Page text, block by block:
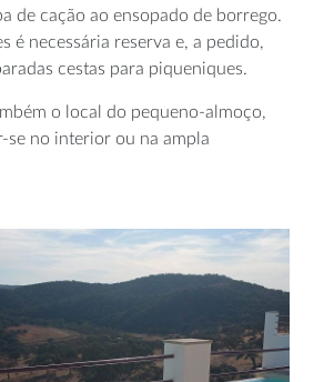
de cação ao ensopado de borrego.
é necessária reserva e, a pedido,
cestas para piqueniques.
o local do pequeno-almoço,
se no interior ou na ampla